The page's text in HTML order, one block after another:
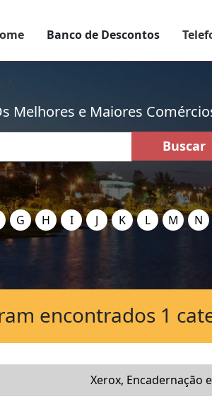
Banco de Descontos
Melhores e Maiores
G H I J K L M N
Xerox, Encadernação
encontrados 1